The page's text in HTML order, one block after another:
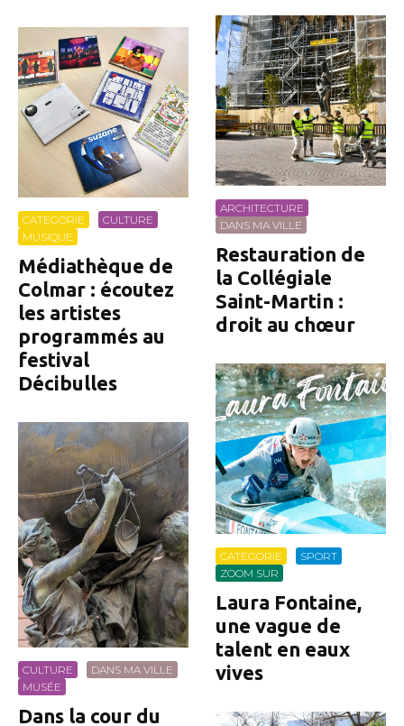
CATEGORIE
CULTURE
MUSIQUE
Médiathèque de
Colmar : écoutez
les artistes
programmés au
festival
Décibulles
CULTURE
DANS MA VILLE
MUSÉE
Dans la cour du
ARCHITECTURE
DANS MA VILLE
Restauration de
la Collégiale
Saint-Martin :
droit au chœur
CATEGORIE
SPORT
ZOOM SUR
Laura Fontaine,
une vague de
talent en eaux
vives